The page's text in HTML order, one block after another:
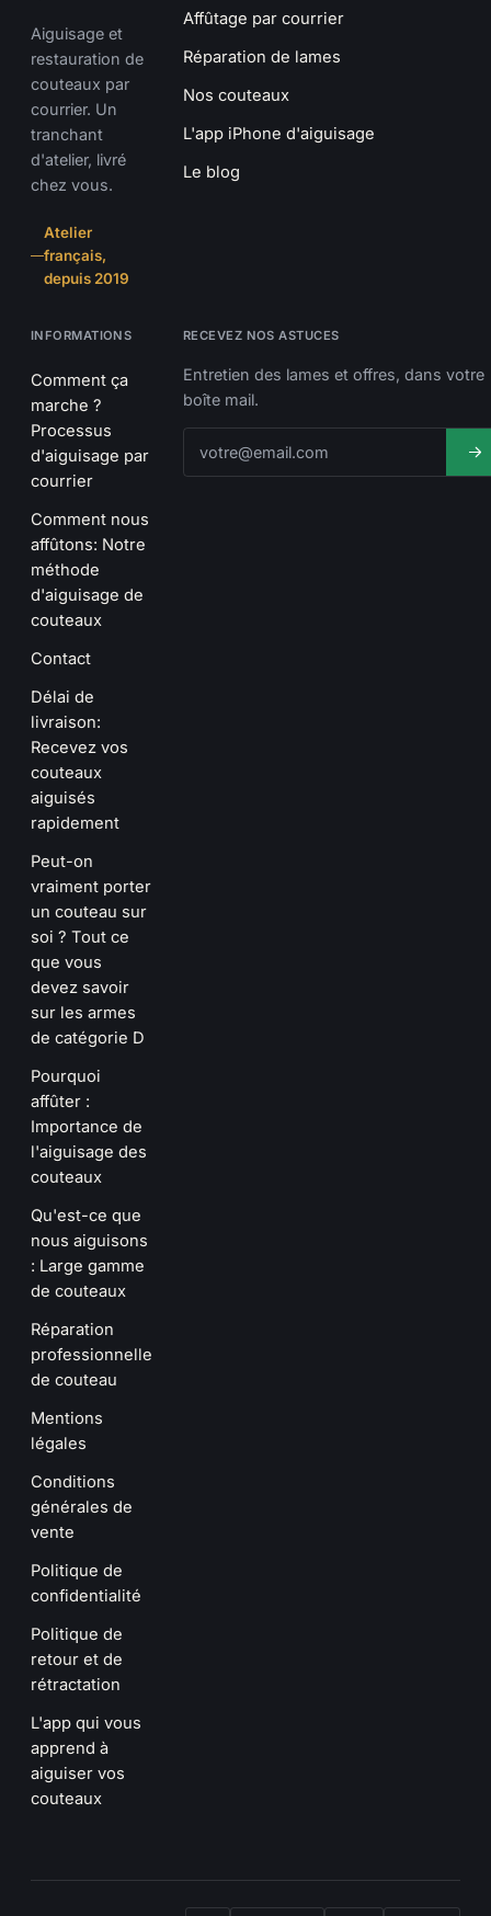
Aiguisage et
restauration de
couteaux par
courrier. Un
tranchant
d'atelier, livré
chez vous.
Atelier
français,
depuis 2019
Affûtage par courrier
Réparation de lames
Nos couteaux
L'app iPhone d'aiguisage
Le blog
INFORMATIONS
Comment ça
marche ?
Processus
d'aiguisage par
courrier
Comment nous
affûtons: Notre
méthode
d'aiguisage de
couteaux
Contact
Délai de
livraison:
Recevez vos
couteaux
aiguisés
rapidement
Peut-on
vraiment porter
un couteau sur
soi ? Tout ce
que vous
devez savoir
sur les armes
de catégorie D
Pourquoi
affûter :
Importance de
l'aiguisage des
couteaux
Qu'est-ce que
nous aiguisons
: Large gamme
de couteaux
Réparation
professionnelle
de couteau
Mentions
légales
Conditions
générales de
vente
Politique de
confidentialité
Politique de
retour et de
rétractation
L'app qui vous
apprend à
aiguiser vos
couteaux
RECEVEZ NOS ASTUCES
Entretien des lames et offres, dans votre
boîte mail.